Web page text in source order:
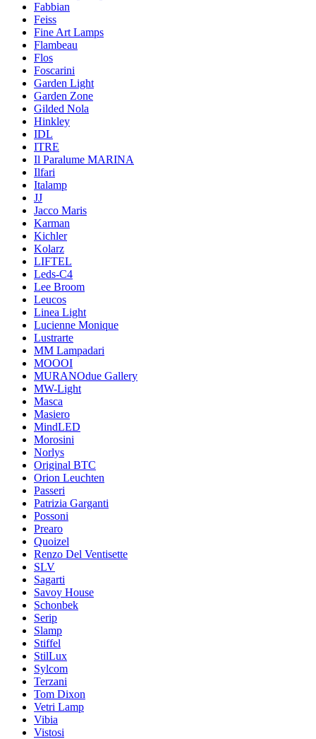
Fabbian
Feiss
Fine Art Lamps
Flambeau
Flos
Foscarini
Garden Light
Garden Zone
Gilded Nola
Hinkley
IDL
ITRE
Il Paralume MARINA
Ilfari
Italamp
JJ
Jacco Maris
Karman
Kichler
Kolarz
LIFTEL
Leds-C4
Lee Broom
Leucos
Linea Light
Lucienne Monique
Lustrarte
MM Lampadari
MOOOI
MURANOdue Gallery
MW-Light
Masca
Masiero
MindLED
Morosini
Norlys
Original BTC
Orion Leuchten
Passeri
Patrizia Garganti
Possoni
Prearo
Quoizel
Renzo Del Ventisette
SLV
Sagarti
Savoy House
Schonbek
Serip
Slamp
Stiffel
StilLux
Sylcom
Terzani
Tom Dixon
Vetri Lamp
Vibia
Vistosi